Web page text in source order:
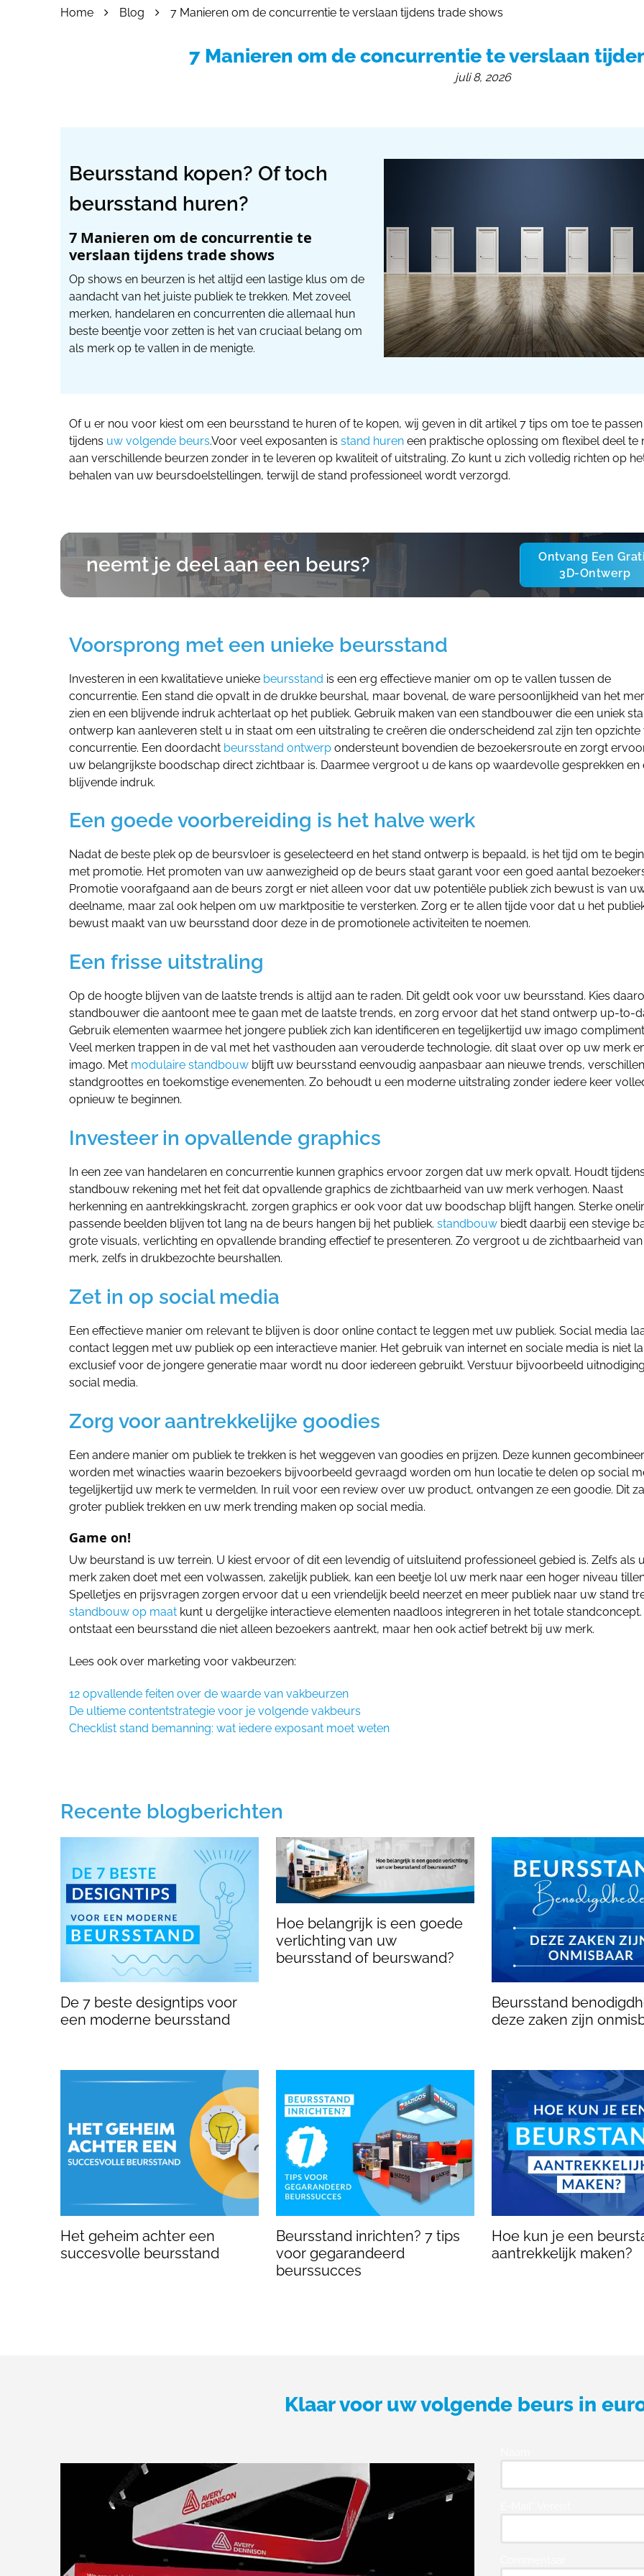
055 - 3238555
info@beursstand.nl
Home Blog 7 Manieren om de concurrentie te verslaan tijdens trade shows
7 Manieren om de concurrentie te verslaan
juli 8, 2026
Beursstand kopen? Of toch
beursstand huren?
7 Manieren om de concurrentie te
verslaan tijdens trade shows
Op shows en beurzen is het altijd een lastige klus om de
aandacht van het juiste publiek te trekken. Met zoveel
merken, handelaren en concurrenten die allemaal hun
beste beentje voor zetten is het van cruciaal belang om
als merk op te vallen in de menigte.
Of u er nou voor kiest om een beursstand te huren of te kopen, wij geven in dit artikel 7 tips om toe te passen
tijdens uw volgende beurs.Voor veel exposanten is stand huren een praktische oplossing om flexibel deel te
aan verschillende beurzen zonder in te leveren op kwaliteit of uitstraling. Zo kunt u zich volledig richten op
behalen van uw beursdoelstellingen, terwijl de stand professioneel wordt verzorgd.
neemt je deel aan een beurs?
Ontvang Een
3D-Ontwerp
Voorsprong met een unieke beursstand
Investeren in een kwalitatieve unieke beursstand is een erg effectieve manier om op te vallen tussen de
concurrentie. Een stand die opvalt in de drukke beurshal, maar bovenal, de ware persoonlijkheid van het
zien en een blijvende indruk achterlaat op het publiek. Gebruik maken van een standbouwer die een uniek
ontwerp kan aanleveren stelt u in staat om een uitstraling te creëren die onderscheidend zal zijn ten opzichte
concurrentie. Een doordacht beursstand ontwerp ondersteunt bovendien de bezoekersroute en zorgt
uw belangrijkste boodschap direct zichtbaar is. Daarmee vergroot u de kans op waardevolle gesprekken en
blijvende indruk.
Een goede voorbereiding is het halve werk
Nadat de beste plek op de beursvloer is geselecteerd en het stand ontwerp is bepaald, is het tijd om te
met promotie. Het promoten van uw aanwezigheid op de beurs staat garant voor een goed aantal
Promotie voorafgaand aan de beurs zorgt er niet alleen voor dat uw potentiële publiek zich bewust is van
deelname, maar zal ook helpen om uw marktpositie te versterken. Zorg er te allen tijde voor dat u het
bewust maakt van uw beursstand door deze in de promotionele activiteiten te noemen.
Een frisse uitstraling
Op de hoogte blijven van de laatste trends is altijd aan te raden. Dit geldt ook voor uw beursstand. Kies
standbouwer die aantoont mee te gaan met de laatste trends, en zorg ervoor dat het stand ontwerp up-to-
Gebruik elementen waarmee het jongere publiek zich kan identificeren en tegelijkertijd uw imago
Veel merken trappen in de val met het vasthouden aan verouderde technologie, dit slaat over op uw merk
imago. Met modulaire standbouw blijft uw beursstand eenvoudig aanpasbaar aan nieuwe trends,
standgroottes en toekomstige evenementen. Zo behoudt u een moderne uitstraling zonder iedere keer
opnieuw te beginnen.
Investeer in opvallende graphics
In een zee van handelaren en concurrentie kunnen graphics ervoor zorgen dat uw merk opvalt. Houdt
standbouw rekening met het feit dat opvallende graphics de zichtbaarheid van uw merk verhogen. Naast
herkenning en aantrekkingskracht, zorgen graphics er ook voor dat uw boodschap blijft hangen. Sterke
passende beelden blijven tot lang na de beurs hangen bij het publiek. standbouw biedt daarbij een stevige
grote visuals, verlichting en opvallende branding effectief te presenteren. Zo vergroot u de zichtbaarheid
merk, zelfs in drukbezochte beurshallen.
Zet in op social media
Een effectieve manier om relevant te blijven is door online contact te leggen met uw publiek. Social media
contact leggen met uw publiek op een interactieve manier. Het gebruik van internet en sociale media is niet
exclusief voor de jongere generatie maar wordt nu door iedereen gebruikt. Verstuur bijvoorbeeld
social media.
Zorg voor aantrekkelijke goodies
Een andere manier om publiek te trekken is het weggeven van goodies en prijzen. Deze kunnen
worden met winacties waarin bezoekers bijvoorbeeld gevraagd worden om hun locatie te delen op social
tegelijkertijd uw merk te vermelden. In ruil voor een review over uw product, ontvangen ze een goodie. Dit
groter publiek trekken en uw merk trending maken op social media.
Game on!
Uw beurstand is uw terrein. U kiest ervoor of dit een levendig of uitsluitend professioneel gebied is. Zelfs als
merk zaken doet met een volwassen, zakelijk publiek, kan een beetje lol uw merk naar een hoger niveau
Spelletjes en prijsvragen zorgen ervoor dat u een vriendelijk beeld neerzet en meer publiek naar uw stand
standbouw op maat kunt u dergelijke interactieve elementen naadloos integreren in het totale
ontstaat een beursstand die niet alleen bezoekers aantrekt, maar hen ook actief betrekt bij uw merk.
Lees ook over marketing voor vakbeurzen:
12 opvallende feiten over de waarde van vakbeurzen
De ultieme contentstrategie voor je volgende vakbeurs
Checklist stand bemanning: wat iedere exposant moet weten
Recente blogberichten
De 7 beste designtips voor
een moderne beursstand
Hoe belangrijk is een goede
verlichting van uw
beursstand of beurswand?
Beursstand
deze zaken zijn
Het geheim achter een
succesvolle beursstand
Beursstand inrichten? 7 tips
voor gegarandeerd
beurssucces
Hoe kun je een
aantrekkelijk maken?
Klaar voor uw volgende beurs in